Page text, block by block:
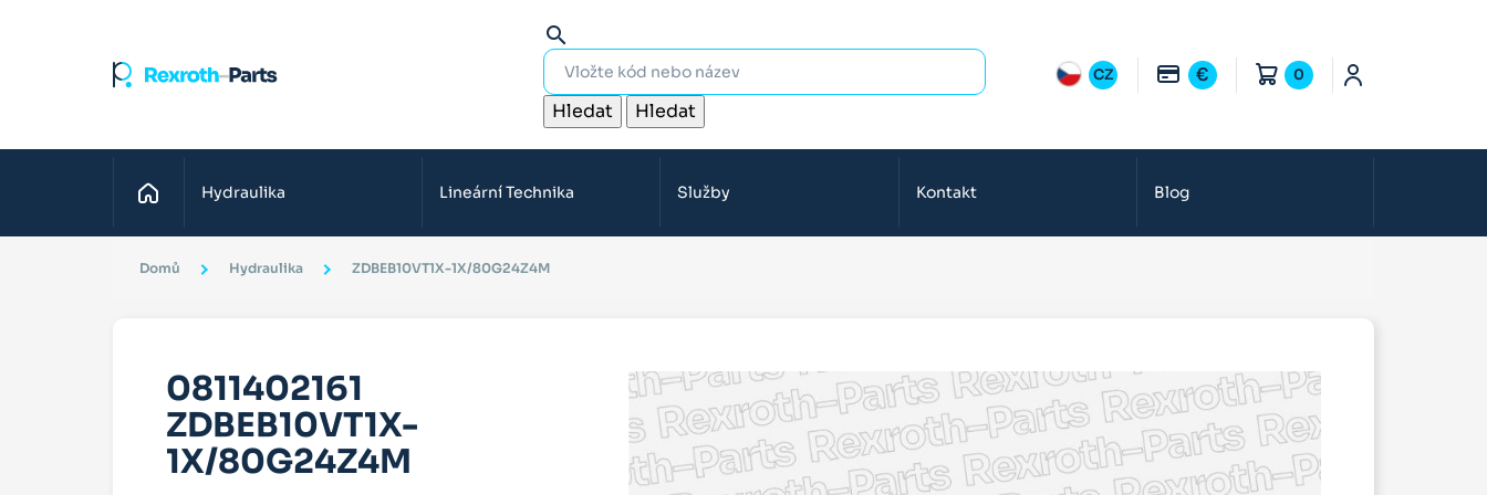
search
Hledat Hledat
CZ € 0
Domů Hydraulika Lineární Technika Služby Kontakt Blog
Domů Hydraulika ZDBEB10VT1X-1X/80G24Z4M
0811402161
ZDBEB10VT1X-
1X/80G24Z4M